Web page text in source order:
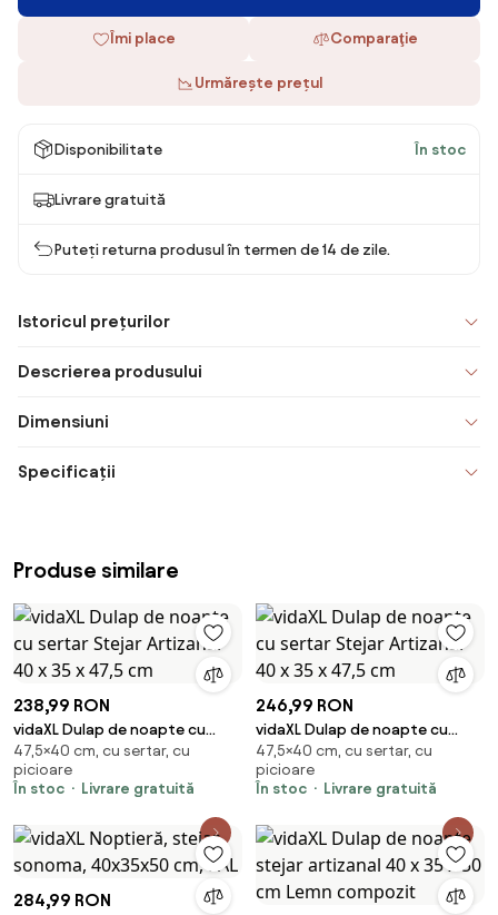
Îmi place Comparaţie
Urmărește prețul
Disponibilitate În stoc
Livrare gratuită
Puteți returna produsul în termen de 14 de zile.
Istoricul prețurilor
Descrierea produsului
Dimensiuni
Specificații
Produse similare
238,99 RON
vidaXL Dulap de noapte cu
sertar Stejar Artizanal 40 x 35 x
47,5 cm
47,5×40 cm, cu sertar, cu
picioare
În stoc
Livrare gratuită
246,99 RON
vidaXL Dulap de noapte cu
sertar Stejar Artizanal 40 x 35 x
47,5 cm
47,5×40 cm, cu sertar, cu
picioare
În stoc
Livrare gratuită
284,99 RON